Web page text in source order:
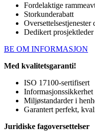
Fordelaktige
Storkunderabatt
Oversettelsestjenester
Dedikert prosjektleder
BE OM INFORMASJON
Med kvalitetsgaranti!
ISO 17100-sertifisert
Miljøstandarder i
Garantert perfekt,
Juridiske fagoversettelser